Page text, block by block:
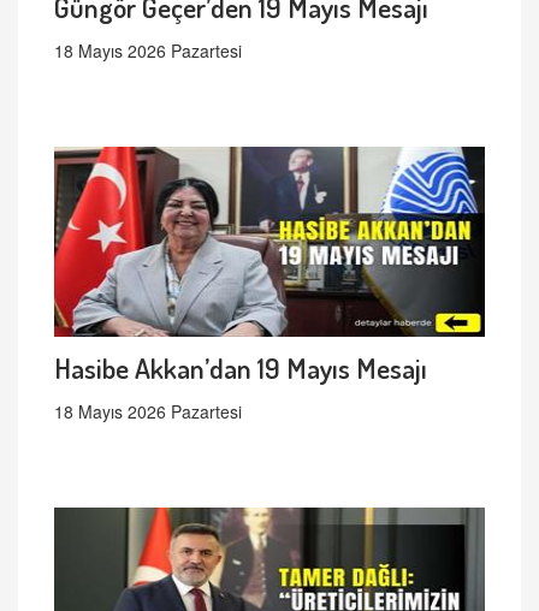
18 Mayıs 2026 Pazartesi
Hasibe Akkan’dan 19 Mayıs Mesajı
18 Mayıs 2026 Pazartesi